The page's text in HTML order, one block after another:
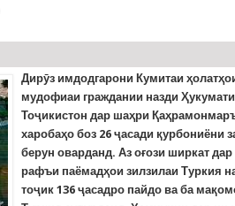
Дирӯз имдодгарони Кумитаи
мудофиаи граждании назди
Тоҷикистон дар шаҳри
харобаҳо боз 26 ҷасади қурбониёни
берун оварданд. Аз оғози ширкат
рафъи паёмадҳои зилзилаи Туркия
тоҷик 136 ҷасадро пайдо ва ба